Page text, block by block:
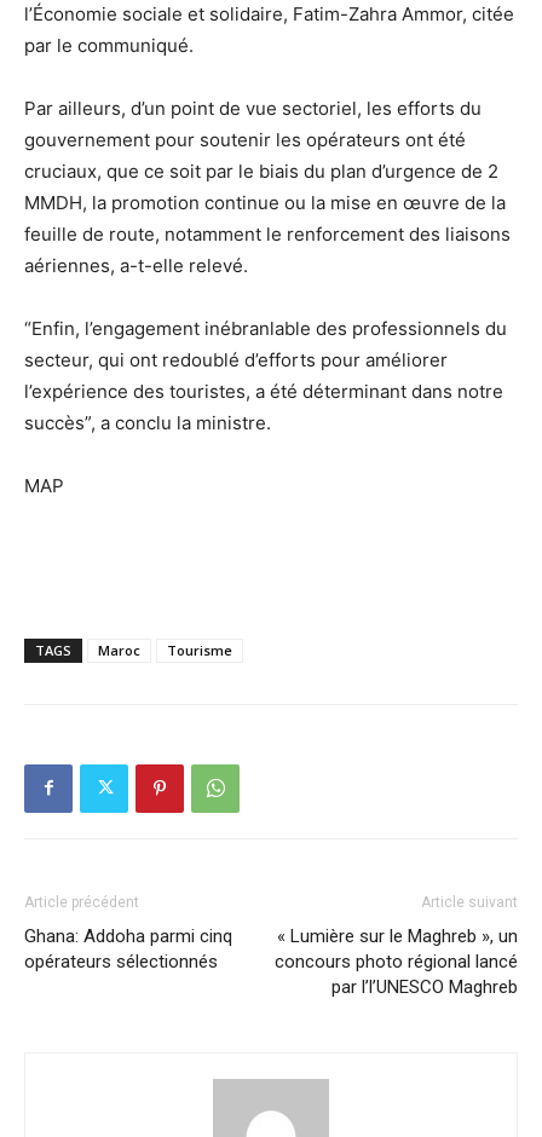
l’Économie sociale et solidaire, Fatim-Zahra Ammor, citée
par le communiqué.
Par ailleurs, d’un point de vue sectoriel, les efforts du
gouvernement pour soutenir les opérateurs ont été
cruciaux, que ce soit par le biais du plan d’urgence de 2
MMDH, la promotion continue ou la mise en œuvre de la
feuille de route, notamment le renforcement des liaisons
aériennes, a-t-elle relevé.
“Enfin, l’engagement inébranlable des professionnels du
secteur, qui ont redoublé d’efforts pour améliorer
l’expérience des touristes, a été déterminant dans notre
succès”, a conclu la ministre.
MAP
TAGS Maroc Tourisme
Article précédent
Ghana: Addoha parmi cinq
opérateurs sélectionnés
Article suivant
« Lumière sur le Maghreb », un
concours photo régional lancé
par l’l’UNESCO Maghreb